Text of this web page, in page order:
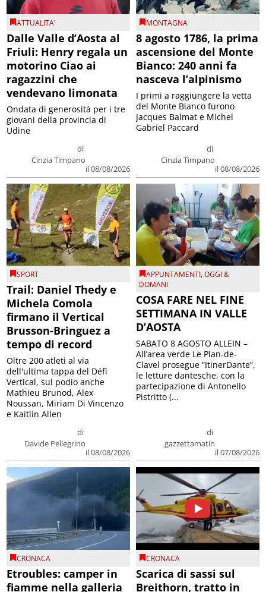
ATTUALITA'
Dalle Valle d’Aosta al
Friuli: Henry regala un
motorino Ciao ai
ragazzini che
vendevano limonata
di
Cinzia Timpano
il 08/08/2026
Ondata di generosità per i tre
giovani della provincia di
Udine
MONTAGNA
8 agosto 1786, la prima
ascensione del Monte
Bianco: 240 anni fa
nasceva l’alpinismo
di
Cinzia Timpano
il 08/08/2026
I primi a raggiungere la vetta
del Monte Bianco furono
Jacques Balmat e Michel
Gabriel Paccard
SPORT
Trail: Daniel Thedy e
Michela Comola
firmano il Vertical
Brusson-Bringuez a
tempo di record
di
Davide Pellegrino
il 08/08/2026
Oltre 200 atleti al via
dell'ultima tappa del Défì
Vertical, sul podio anche
Mathieu Brunod, Alex
Noussan, Miriam Di Vincenzo
e Kaitlin Allen
APPUNTAMENTI,OGGI &
DOMANI
COSA FARE NEL FINE
SETTIMANA IN VALLE
D’AOSTA
di
gazzettamatin
il 07/08/2026
SABATO 8 AGOSTO ALLEIN –
All’area verde Le Plan-de-
Clavel prosegue “ItinerDante”,
le letture dantesche, con la
partecipazione di Antonello
Pistritto (...
CRONACA
Etroubles: camper in
fiamme nella galleria
CRONACA
Scarica di sassi sul
Breithorn, tratto in